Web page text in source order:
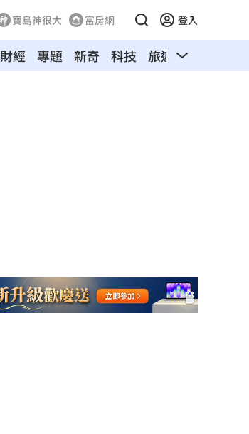
寶島神很大 富房網 登入
財經 專題 新奇 科技 旅遊 汽車